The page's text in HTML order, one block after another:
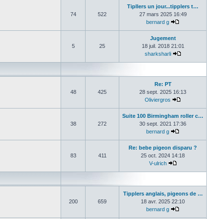
74 522
Tipllers un jour...tipplers t…
27 mars 2025 16:49
bernard g
5 25
Jugement
18 juil. 2018 21:01
sharksharli
48 425
Re: PT
28 sept. 2025 16:13
Oliviergros
38 272
Suite 100 Birmingham roller c…
30 sept. 2021 17:36
bernard g
83 411
Re: bebe pigeon disparu ?
25 oct. 2024 14:18
V-ulrich
200 659
Tipplers anglais, pigeons de …
18 avr. 2025 22:10
bernard g